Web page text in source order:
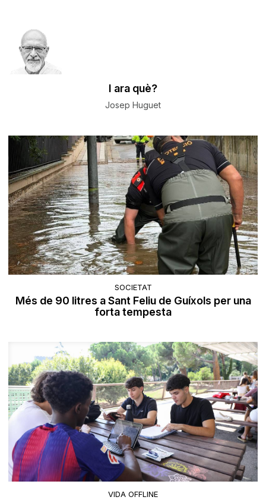
I ara què?
Josep Huguet
SOCIETAT
Més de 90 litres a Sant Feliu de Guíxols per una
forta tempesta
VIDA OFFLINE